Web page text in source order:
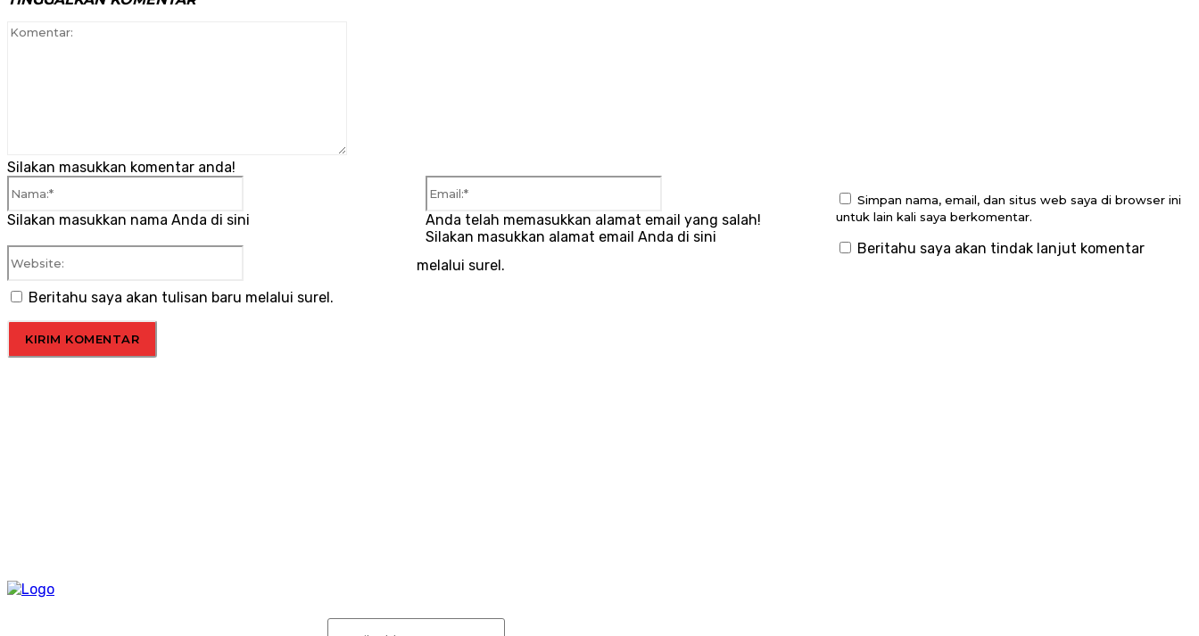
Silakan masukkan komentar anda!
Silakan masukkan nama Anda di sini
Anda telah memasukkan alamat email yang salah!
Silakan masukkan alamat email Anda di sini
Simpan nama, email, dan situs web saya di browser ini
untuk lain kali saya berkomentar.
Beritahu saya akan tindak lanjut komentar
melalui surel.
Beritahu saya akan tulisan baru melalui surel.